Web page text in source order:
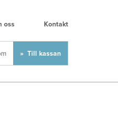
oss Kontakt
Till kassan